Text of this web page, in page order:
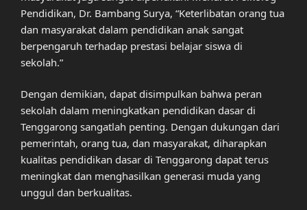
Pendidikan, Dr. Bambang Surya, “Keterlibatan orang tua
dan masyarakat dalam pendidikan anak sangat
berpengaruh terhadap prestasi belajar siswa di
sekolah.”
Dengan demikian, dapat disimpulkan bahwa peran
sekolah dalam meningkatkan pendidikan dasar di
Tenggarong sangatlah penting. Dengan dukungan dari
pemerintah, orang tua, dan masyarakat, diharapkan
kualitas pendidikan dasar di Tenggarong dapat terus
meningkat dan menghasilkan generasi muda yang
unggul dan berkualitas.